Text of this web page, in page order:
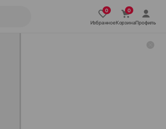
ИзбранноеКорзинаПрофиль